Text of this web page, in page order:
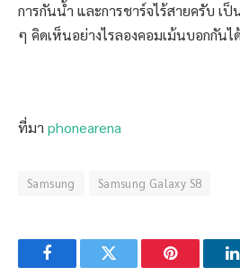
การกันน้ำ และการชาร์จไร้สายครับ เ
ๆ คิดเห็นอย่างไรลองคอมเม้นบอกกันไ
ที่มา phonearena
Samsung Samsung Galaxy S8
FacebookTwitter Pinterest